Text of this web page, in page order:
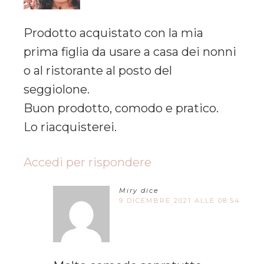
Prodotto acquistato con la mia
prima figlia da usare a casa dei nonni
o al ristorante al posto del
seggiolone.
Buon prodotto, comodo e pratico.
Lo riacquisterei.
Accedi per rispondere
Miry dice
9 DICEMBRE 2021 ALLE 08:54